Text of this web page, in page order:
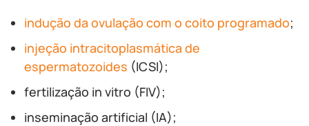
indução da ovulação com o coito programado;
injeção intracitoplasmática de
espermatozoides (ICSI);
fertilização in vitro (FIV);
inseminação artificial (IA);